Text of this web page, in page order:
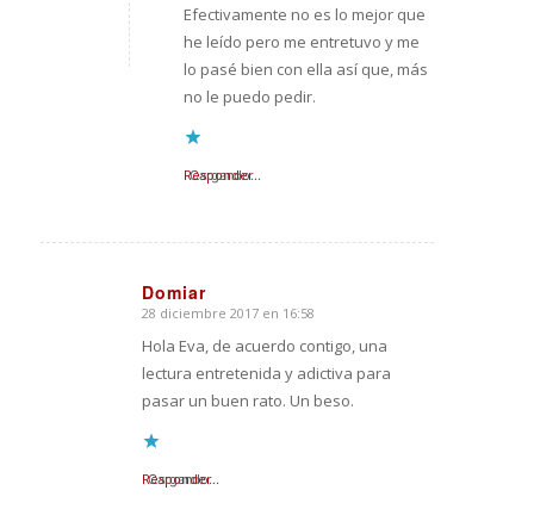
Efectivamente no es lo mejor que
he leído pero me entretuvo y me
lo pasé bien con ella así que, más
no le puedo pedir.
Cargando...
Responder
Domiar
Dice:
28 diciembre 2017 en 16:58
Hola Eva, de acuerdo contigo, una
lectura entretenida y adictiva para
pasar un buen rato. Un beso.
Cargando...
Responder